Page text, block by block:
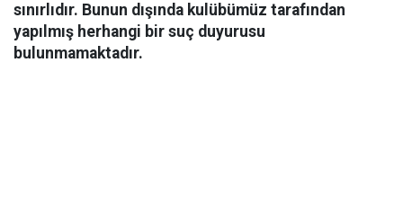
sınırlıdır. Bunun dışında kulübümüz tarafından
yapılmış herhangi bir suç duyurusu
bulunmamaktadır.